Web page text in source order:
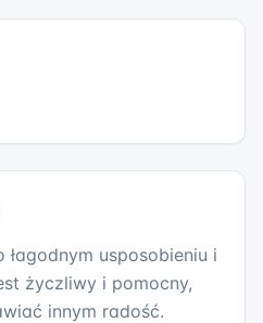
usposobieniu i
życzliwy i pomocny,
innym radość.